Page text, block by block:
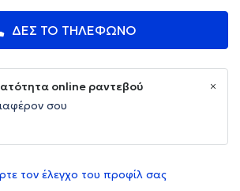
ΔΕΣ ΤΟ ΤΗΛΕΦΩΝΟ
online ραντεβού
σου
τον έλεγχο του προφίλ σας